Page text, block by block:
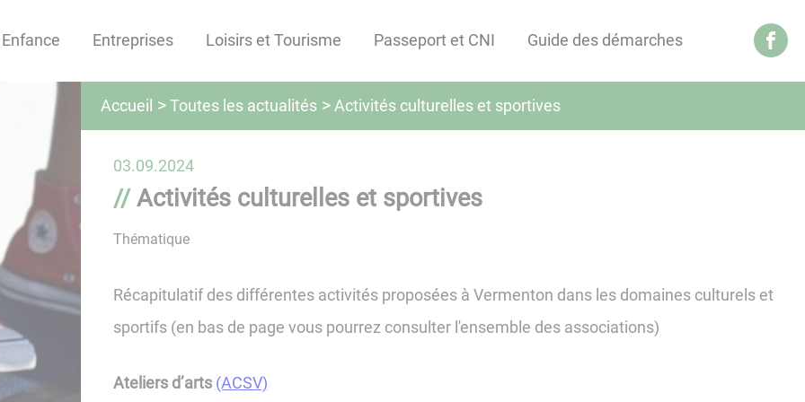
Enfance Entreprises Loisirs et Tourisme Passeport et CNI Guide des démarches
Accueil Toutes les actualités Activités culturelles et sportives
03.09.2024
Activités culturelles et sportives
Thématique
Récapitulatif des différentes activités proposées à Vermenton dans les domaines culturels et
sportifs (en bas de page vous pourrez consulter l'ensemble des associations)
Ateliers d’arts (ACSV)